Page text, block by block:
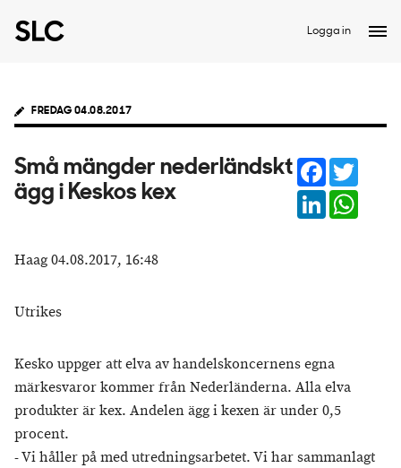
Logga in
FREDAG 04.08.2017
Små mängder nederländskt
ägg i Keskos kex
Facebook
LinkedIn
Haag 04.08.2017, 16:48
Utrikes
Kesko uppger att elva av handelskoncernens egna
märkesvaror kommer från Nederländerna. Alla elva
produkter är kex. Andelen ägg i kexen är under 0,5
procent.
- Vi håller på med utredningsarbetet. Vi har sammanlagt